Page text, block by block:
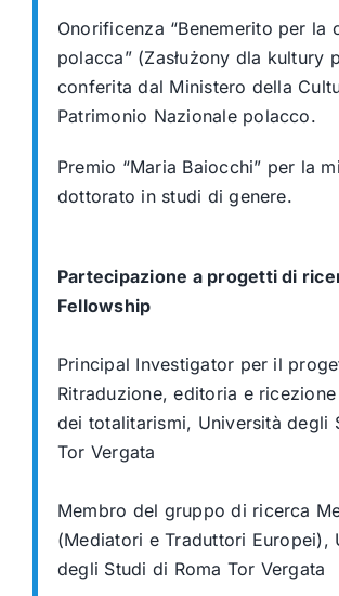
Onorificenza “Benemerito per la
polacca” (Zasłużony dla kultury
conferita dal Ministero della
Patrimonio Nazionale polacco.
Premio “Maria Baiocchi” per la
dottorato in studi di genere.
Partecipazione a progetti di
Fellowship
Principal Investigator per il
Ritraduzione, editoria e ricezione
dei totalitarismi, Università degli
Tor Vergata
Membro del gruppo di ricerca
(Mediatori e Traduttori Europei),
degli Studi di Roma Tor Vergata